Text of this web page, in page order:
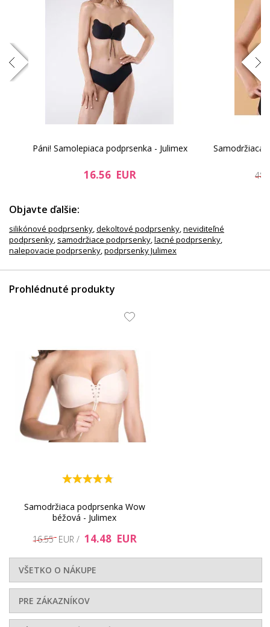
11.99 EUR
28.17 EUR
34.81 EUR 41.03 EUR
Páni! Samolepiaca podprsenka - Julimex
16.56 EUR
Samodržiaca
Objavte ďalšie:
silikónové podprsenky,dekoltové podprsenky,neviditeľné
podprsenky, samodržiace podprsenky,lacné podprsenky,
nalepovacie podprsenky,podprsenky Julimex
Prohlédnuté produkty
Samodržiaca podprsenka Wow
béžová - Julimex
16.55 EUR / 14.48 EUR
VŠETKO O NÁKUPE
PRE ZÁKAZNÍKOV